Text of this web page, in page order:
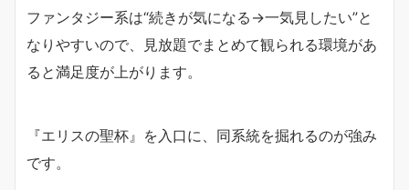
ファンタジー系は“続きが気になる→一気見したい”と
なりやすいので、見放題でまとめて観られる環境があ
ると満足度が上がります。
『エリスの聖杯』を入口に、同系統を掘れるのが強み
です。